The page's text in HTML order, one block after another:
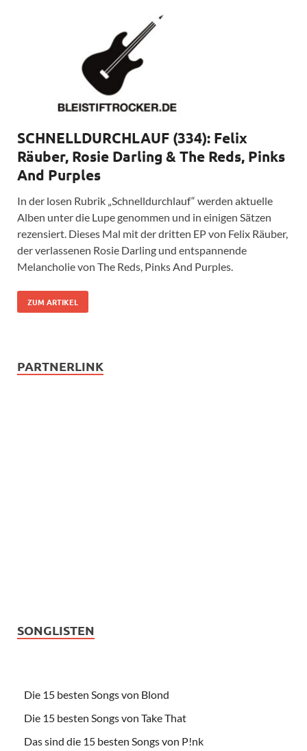
SCHNELLDURCHLAUF (334): Felix
Räuber, Rosie Darling & The Reds, Pinks
And Purples
In der losen Rubrik „Schnelldurchlauf“ werden aktuelle
Alben unter die Lupe genommen und in einigen Sätzen
rezensiert. Dieses Mal mit der dritten EP von Felix Räuber,
der verlassenen Rosie Darling und entspannende
Melancholie von The Reds, Pinks And Purples.
ZUM ARTIKEL
PARTNERLINK
SONGLISTEN
Die 15 besten Songs von Blond
Die 15 besten Songs von Take That
Das sind die 15 besten Songs von P!nk